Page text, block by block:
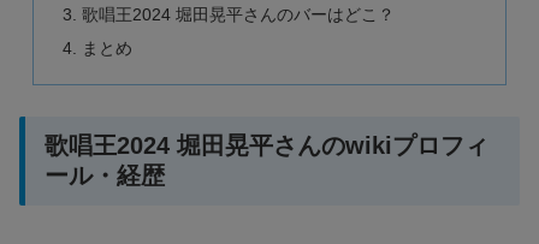
歌唱王2024 堀田晃平さんのバーはどこ？
まとめ
歌唱王2024 堀田晃平さんのwikiプロフィ
ール・経歴